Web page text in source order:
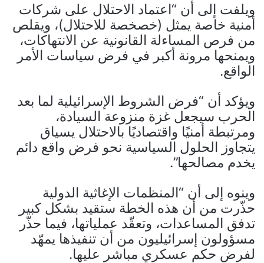
ويلفت إلى أن “اعتماد الاحتلال على شركات
أمنية خاصة يمثل (خصخصة للاحتلال)، ويقلص
من فرص المساءلة القانونية عن الانتهاكات،
ويمنحها مرونة أكبر في فرض سياسات الأمر
الواقع.
ويؤكد أن “فرض الشروط الإسرائيلية لما بعد
الحرب سيجعل غزة منزوعة السيادة،
ومرتبطة أمنيًا واقتصاديًا بالاحتلال يسياق
يتجاوز الحلول السياسية نحو فرض واقع دائم
يخدم مصالحها”.
وينوه إلى أن “المنظمات الإغاثية الدولية
حذّرت من أن هذه الخطة ستقيد بشكل كبير
تدفق المساعدات، وتعقّد عملياتها، فيما حذّر
مسؤولون إسرائيليون من أن تنفيذها يمهّد
لفرض حكم عسكري مباشر عليها.